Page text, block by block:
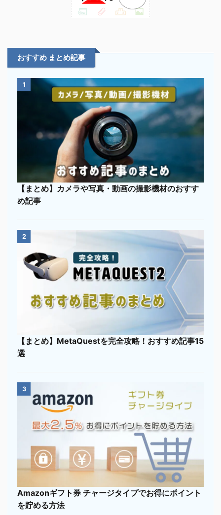
おすすめ まとめ記事
1
【まとめ】カメラや写真・動画の撮影機材のおすす
め記事
2
【まとめ】MetaQuestを完全攻略！おすすめ記事15
選
3
Amazonギフト券 チャージタイプでお得にポイント
を貯める方法